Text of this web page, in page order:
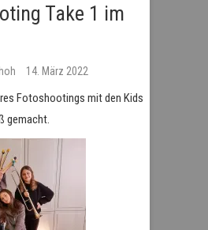
Take 1 im
14. März 2022
Fotoshootings mit den Kids
gemacht.